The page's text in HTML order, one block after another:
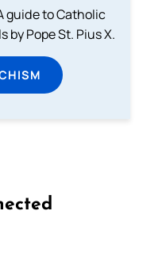
guide to Catholic
Pope St. Pius X.